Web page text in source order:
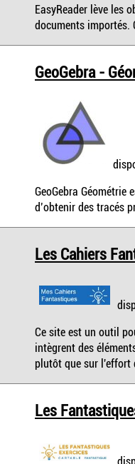
EasyReader lève les
documents importés.
GeoGebra -
GeoGebra
d’obtenir des tracés
Les Cahiers
Ce site est un outil
intègrent des
plutôt que sur l'effort
Les